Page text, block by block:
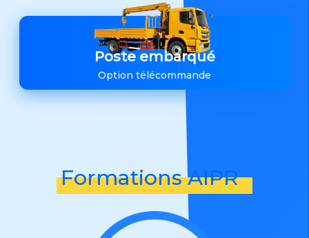
Poste embarqué
Option télécommande
Formations AIPR